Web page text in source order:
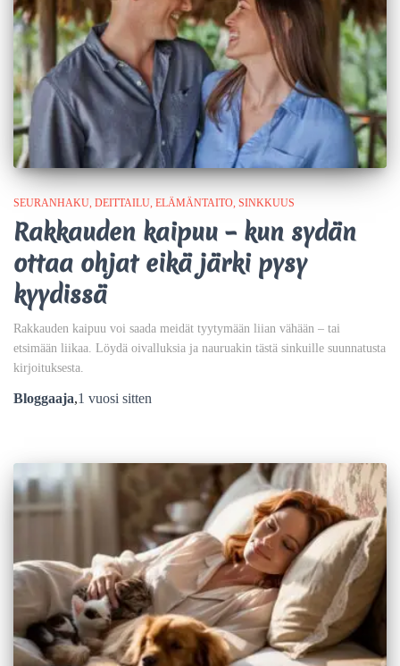
SEURANHAKU DEITTAILU ELÄMÄNTAITO SINKKUUS
Rakkauden kaipuu – kun sydän
ottaa ohjat eikä järki pysy
kyydissä
Rakkauden kaipuu voi saada meidät tyytymään liian vähään – tai
etsimään liikaa. Löydä oivalluksia ja nauruakin tästä sinkuille suunnatusta
kirjoituksesta.
Bloggaaja,1 vuosi sitten